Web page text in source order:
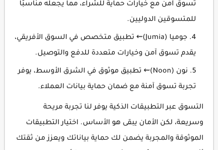
تسوق آمن مع خيارات حماية للشراء، مما يجعله مناسبًا
للمتسوقين الدوليين.
جوميا (Jumia)⇜ تطبيق متخصص في السوق الأفريقي،
يقدم تسوق آمن وخيارات متعددة للدفع والتوصيل.
نون (Noon)⇜ تطبيق موثوق في الشرق الأوسط، يوفر
تجربة تسوق آمنة مع ضمان حماية بيانات العملاء.
التسوق عبر التطبيقات الذكية يوفر لنا تجربة مريحة
وسريعة، لكن الأمان يبقى هو الأساس. اختيار التطبيقات
الموثوقة والمجربة يضمن لك حماية بياناتك ويعزز من ثقتك